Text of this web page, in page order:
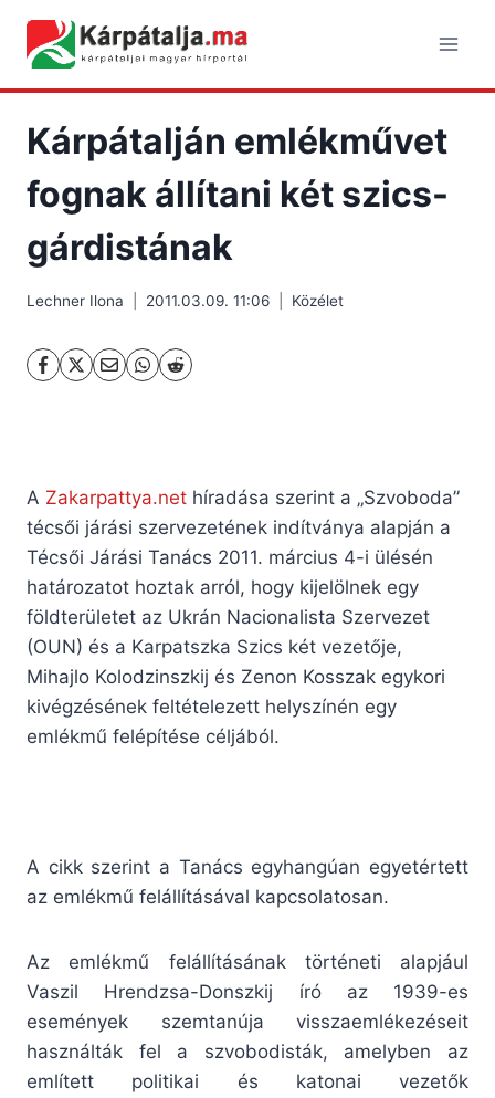
content
Kárpátalján emlékművet
fognak állítani két szics-
gárdistának
Lechner Ilona 2011.03.09. 11:06 Közélet
A Zakarpattya.net híradása szerint a „Szvoboda”
técsői járási szervezetének indítványa alapján a
Técsői Járási Tanács 2011. március 4-i ülésén
határozatot hoztak arról, hogy kijelölnek egy
földterületet az Ukrán Nacionalista Szervezet
(OUN) és a Karpatszka Szics két vezetője,
Mihajlo Kolodzinszkij és Zenon Kosszak egykori
kivégzésének feltételezett helyszínén egy
emlékmű felépítése céljából.
A cikk szerint a Tanács egyhangúan egyetértett
az emlékmű felállításával kapcsolatosan.
Az emlékmű felállításának történeti alapjául
Vaszil Hrendzsa-Donszkij író az 1939-es
események szemtanúja visszaemlékezéseit
használták fel a szvobodisták, amelyben az
említett politikai és katonai vezetők